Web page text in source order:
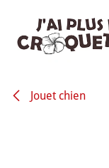
Jouet chien